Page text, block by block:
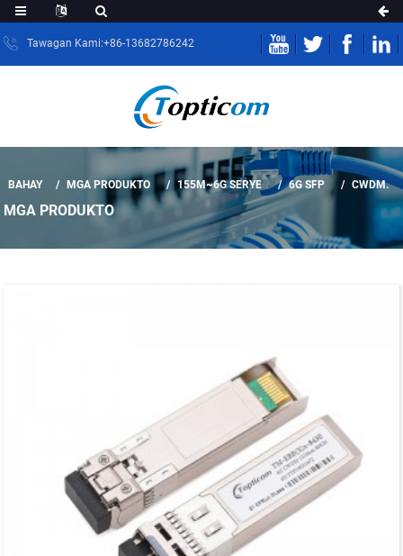
Tawagan Kami:+86-13682786242
BAHAY MGA PRODUKTO 155M~6G SERYE 6G SFP CWDM.
MGA PRODUKTO